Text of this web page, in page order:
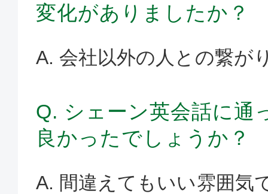
変化がありましたか？
A. 会社以外の人との繋が
Q. シェーン英会話に通
良かったでしょうか？
A. 間違えてもいい雰囲気